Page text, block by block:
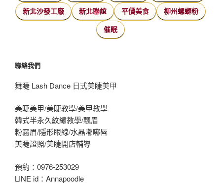
新北沙發工廠 新北聯誼 平價美食 柳州螺螄粉
催眠
聯絡我們
舞睫 Lash Dance 日式美睫美甲
美睫美甲/美睫教學/美甲教學
韓式半永久紋繡教學/飄眉
粉霧眉/隱形眼線/水晶嘟嘟唇
美睫證照/美睫開店輔導
預約：0976-253029
LINE id：Annapoodle